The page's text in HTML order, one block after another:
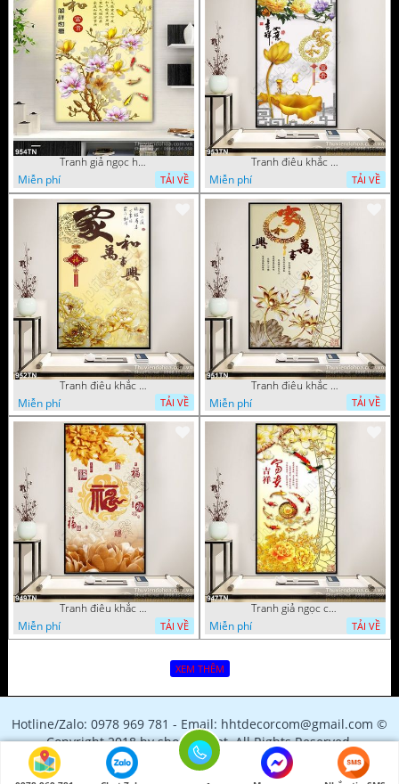
Tranh giả ngọc hoa mẫu trang trí
Miễn phí
TẢI VỀ
Tranh điêu khắc hoa mẫu đơn trang trí
Miễn phí
TẢI VỀ
Tranh điêu khắc gỗ hoa mẫu đơn trang trí
Miễn phí
TẢI VỀ
Tranh điêu khắc hoa sen thư pháp
Miễn phí
TẢI VỀ
Tranh điêu khắc gỗ hoa sen và mẫu đơn
Miễn phí
TẢI VỀ
Tranh giả ngọc cá chép và hoa
Miễn phí
TẢI VỀ
XEM THÊM
Hotline/Zalo: 0978 969 781 - Email: hhtdecorcom@gmail.com ©
Copyright 2018 by shopfile.net. All Rights Reserved.